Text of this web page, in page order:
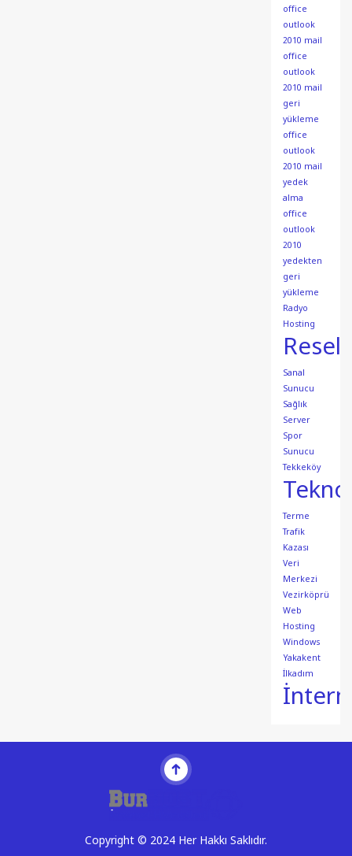
office
outlook
2010 mail
office
outlook
2010 mail
geri
yükleme
office
outlook
2010 mail
yedek
alma
office
outlook
2010
yedekten
geri
yükleme
Radyo
Hosting
Sanal
Sunucu
Sağlık
Server
Spor
Sunucu
Tekkeköy
Terme
Trafik
Kazası
Veri
Merkezi
Vezirköprü
Web
Hosting
Windows
Yakakent
İlkadım
Copyright © 2024 Her Hakkı Saklıdır.